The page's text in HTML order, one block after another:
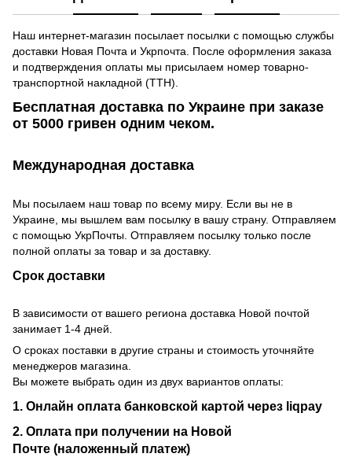
Наш интернет-магазин посылает посылки с помощью службы
доставки Новая Почта и Укрпочта. После оформления заказа
и подтверждения оплаты мы присылаем номер товарно-
транспортной накладной (ТТН).
Бесплатная доставка по Украине при заказе
от 5000 гривен одним чеком.
Международная доставка
Мы посылаем наш товар по всему миру. Если вы не в
Украине, мы вышлем вам посылку в вашу страну. Отправляем
с помощью УкрПочты. Отправляем посылку только после
полной оплаты за товар и за доставку.
Срок доставки
В зависимости от вашего региона доставка Новой почтой
занимает 1-4 дней.
О сроках поставки в другие страны и стоимость уточняйте
менеджеров магазина.
Вы можете выбрать один из двух вариантов оплаты:
1. Онлайн оплата банковской картой через liqpay
2. Оплата при получении на Новой
Почте (наложенный платеж)